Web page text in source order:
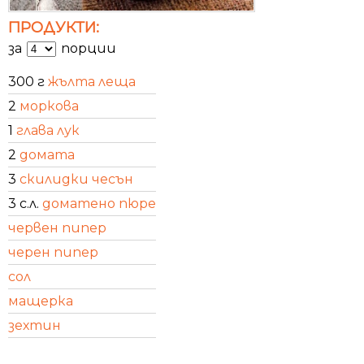
ПРОДУКТИ:
за порции
300 г жълта леща
2 моркова
1 глава лук
2 домата
3 скилидки чесън
3 с.л. доматено пюре
червен пипер
черен пипер
сол
мащерка
зехтин